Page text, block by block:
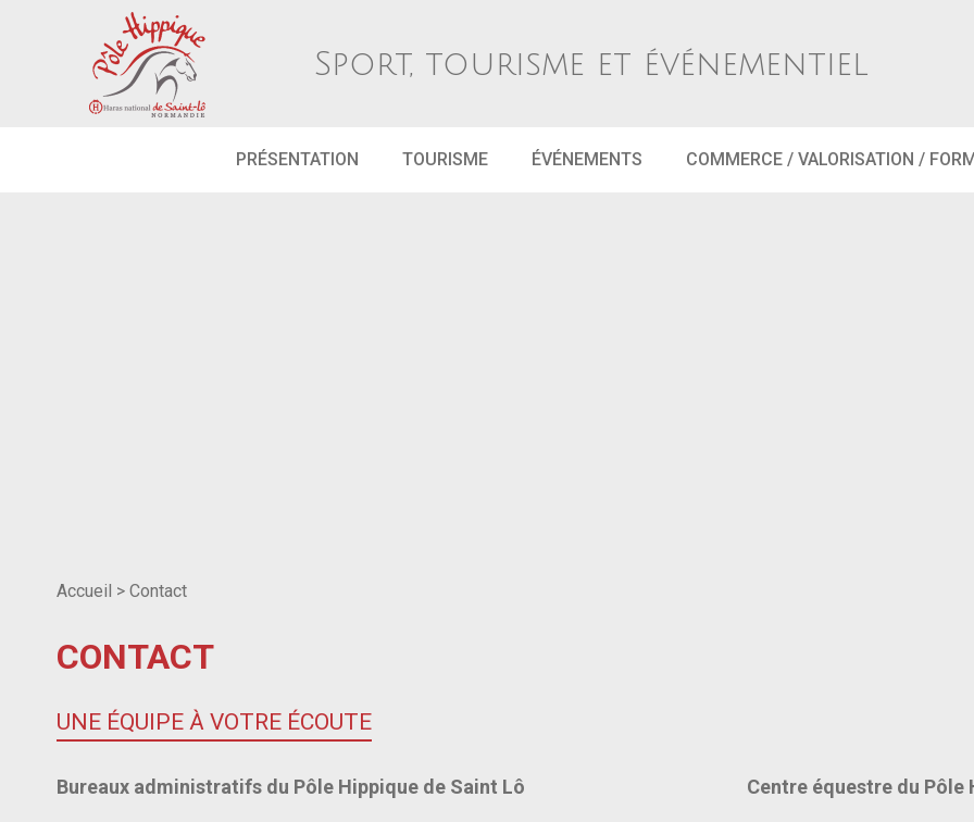
Sport, tourisme et événementiel
PRÉSENTATION TOURISME ÉVÉNEMENTS COMMERCE / VALORISATION /
Accueil > Contact
CONTACT
UNE ÉQUIPE À VOTRE ÉCOUTE
Bureaux administratifs du Pôle Hippique de Saint Lô Centre équestre du Pôle